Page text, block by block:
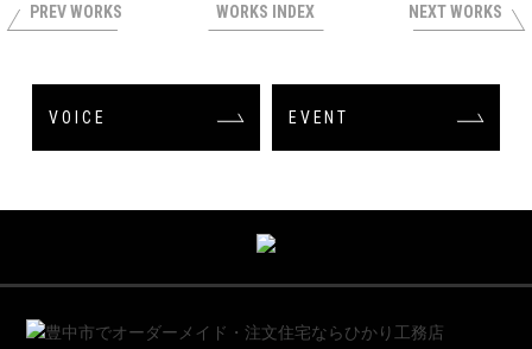
PREV WORKS WORKS INDEX NEXT WORKS
VOICE EVENT